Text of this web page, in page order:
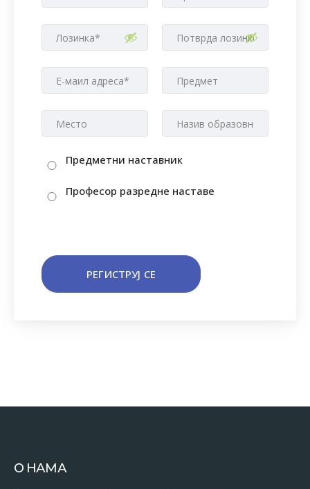
Предметни наставник
Професор разредне наставе
РЕГИСТРУЈ СЕ
О НАМА